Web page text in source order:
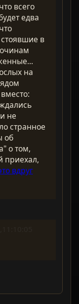
всего
едва
в
на
не
странное
об
о том,
приехал,
вдруг